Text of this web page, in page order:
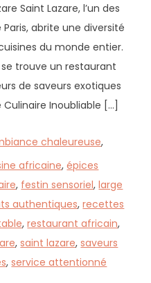
Saint Lazare, l’un des
abrite une diversité
du monde entier.
trouve un restaurant
de saveurs exotiques
Inoubliable […]
chaleureuse,
africaine,épices
, festin sensoriel,large
authentiques,recettes
,restaurant africain,
,saint lazare,saveurs
,service attentionné